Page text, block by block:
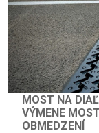
MOST NA
VÝMENE
OBMEDZENÍ